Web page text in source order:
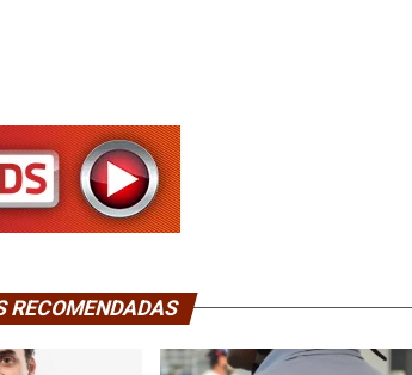
RECOMENDADAS